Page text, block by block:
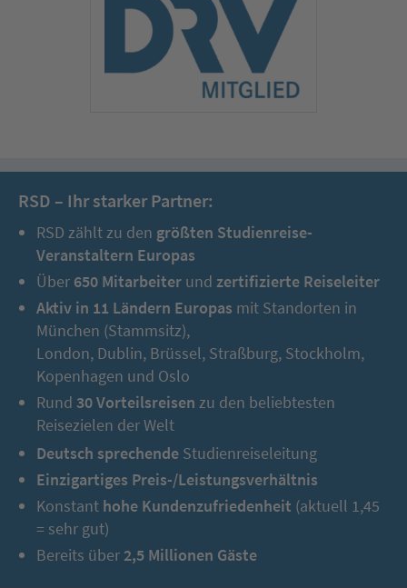
RSD – Ihr starker Partner:
RSD zählt zu den größten Studienreise-
Veranstaltern Europas
Über 650 Mitarbeiter und zertifizierte Reiseleiter
Aktiv in 11 Ländern Europas mit Standorten in
München (Stammsitz),
London, Dublin, Brüssel, Straßburg, Stockholm,
Kopenhagen und Oslo
Rund 30 Vorteilsreisen zu den beliebtesten
Reisezielen der Welt
Deutsch sprechende Studienreiseleitung
Einzigartiges Preis-/Leistungsverhältnis
Konstant hohe Kundenzufriedenheit (aktuell 1,45
= sehr gut)
Bereits über2,5 Millionen Gäste